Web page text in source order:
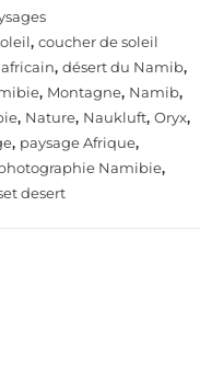
, coucher de soleil
, désert du Namib,
, Montagne, Namib,
, Nature, Naukluft, Oryx,
, paysage Afrique,
Namibie,
desert